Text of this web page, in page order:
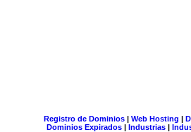
Registro de Dominios| Web Hosting |
Dominios Expirados | Industrias |